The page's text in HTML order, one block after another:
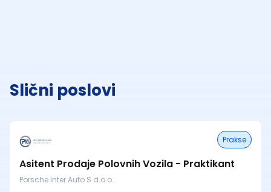
Slični poslovi
Prakse
Asitent Prodaje Polovnih Vozila - Praktikant
Porsche Inter Auto S d.o.o.